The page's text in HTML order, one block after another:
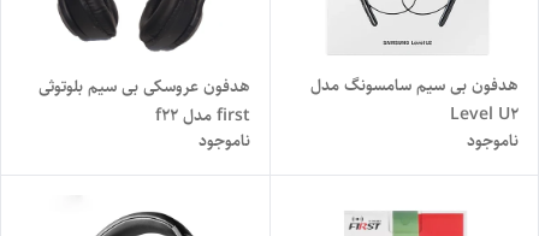
هدفون بی سیم سامسونگ مدل
Level U2
ناموجود
هدفون عروسکی بی سیم بلوتوثی
first مدل f22
ناموجود